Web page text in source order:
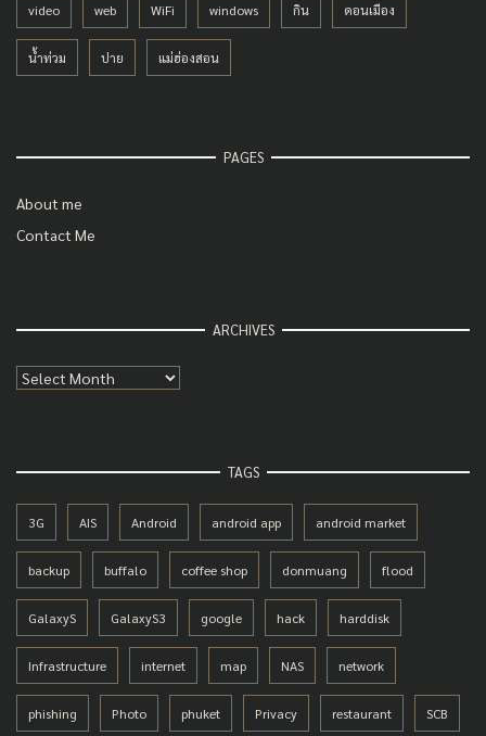
video web WiFi windows กิน ดอนเมือง
น้ำท่วม ปาย แม่ฮ่องสอน
PAGES
About me
Contact Me
ARCHIVES
Archives
TAGS
3G AIS Android android app android market
backup buffalo coffee shop donmuang flood
GalaxyS GalaxyS3 google hack harddisk
Infrastructure internet map NAS network
phishing Photo phuket Privacy restaurant SCB